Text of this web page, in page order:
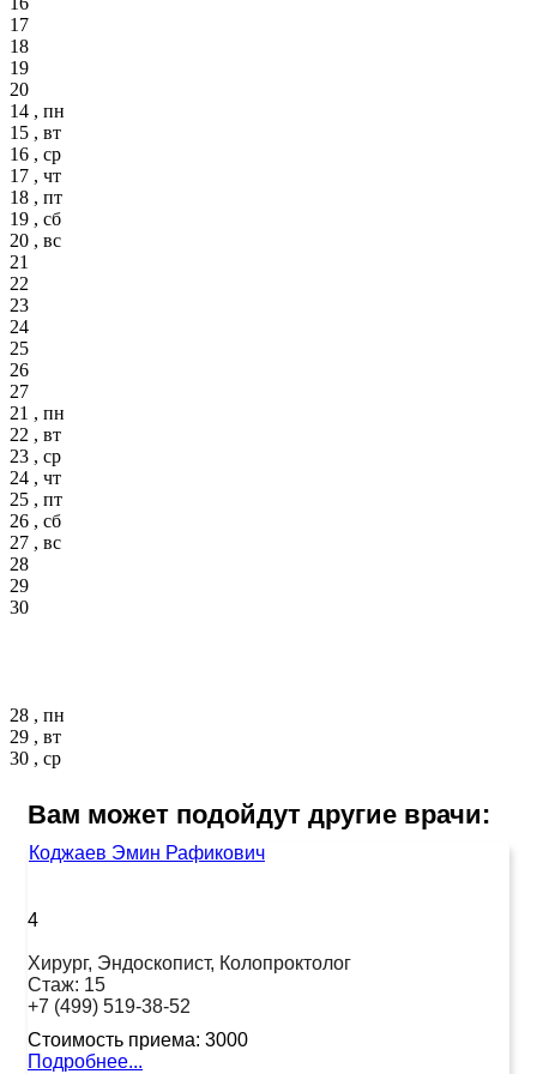
17
18
19
20
14 , пн
15 , вт
16 , ср
17 , чт
18 , пт
19 , сб
20 , вс
21
22
23
24
25
26
27
21 , пн
22 , вт
23 , ср
24 , чт
25 , пт
26 , сб
27 , вс
28
29
30
28 , пн
29 , вт
30 , ср
Вам может подойдут другие врачи:
Коджаев Эмин Рафикович
4
Хирург, Эндоскопист, Колопроктолог
Стаж: 15
+7 (499) 519-38-52
Стоимость приема: 3000
Подробнее...